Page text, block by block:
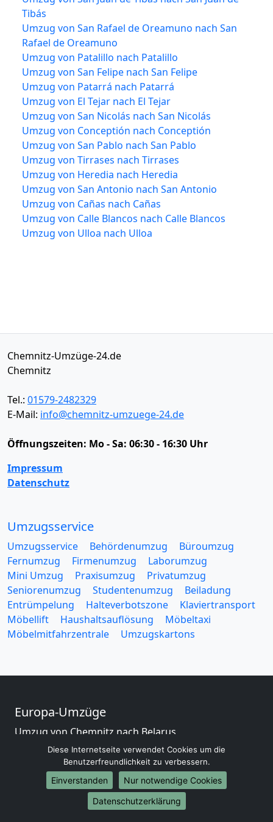
Tibás
Umzug von San Rafael de Oreamuno nach San
Rafael de Oreamuno
Umzug von Patalillo nach Patalillo
Umzug von San Felipe nach San Felipe
Umzug von Patarrá nach Patarrá
Umzug von El Tejar nach El Tejar
Umzug von San Nicolás nach San Nicolás
Umzug von Conceptión nach Conceptión
Umzug von San Pablo nach San Pablo
Umzug von Tirrases nach Tirrases
Umzug von Heredia nach Heredia
Umzug von San Antonio nach San Antonio
Umzug von Cañas nach Cañas
Umzug von Calle Blancos nach Calle Blancos
Umzug von Ulloa nach Ulloa
Chemnitz-Umzüge-24.de
Chemnitz
Tel.: 01579-2482329
E-Mail: info@chemnitz-umzuege-24.de
Öffnungszeiten: Mo - Sa: 06:30 - 16:30 Uhr
Impressum
Datenschutz
Umzugsservice
Umzugsservice Behördenumzug
Büroumzug
Fernumzug
Firmenumzug
Laborumzug
Mini Umzug
Praxisumzug
Privatumzug
Seniorenumzug
Studentenumzug
Beiladung
Entrümpelung
Halteverbotszone
Klaviertransport
Möbellift
Haushaltsauflösung
Möbeltaxi
Möbelmitfahrzentrale
Umzugskartons
Europa-Umzüge
Umzug von Chemnitz nach Belarus
Umzug von Chemnitz nach Belgien
Umzug von Chemnitz nach Bulgarien
Umzug von Chemnitz nach Dänemark
Umzug von Chemnitz nach England
Umzug von Chemnitz nach Portugal
Diese Internetseite verwendet Cookies um die
Benutzerfreundlichkeit zu verbessern.
Einverstanden
Nur notwendige Cookies
Datenschutzerklärung